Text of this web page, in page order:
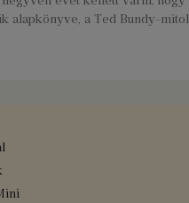
alapkönyve, a Ted Bundy-